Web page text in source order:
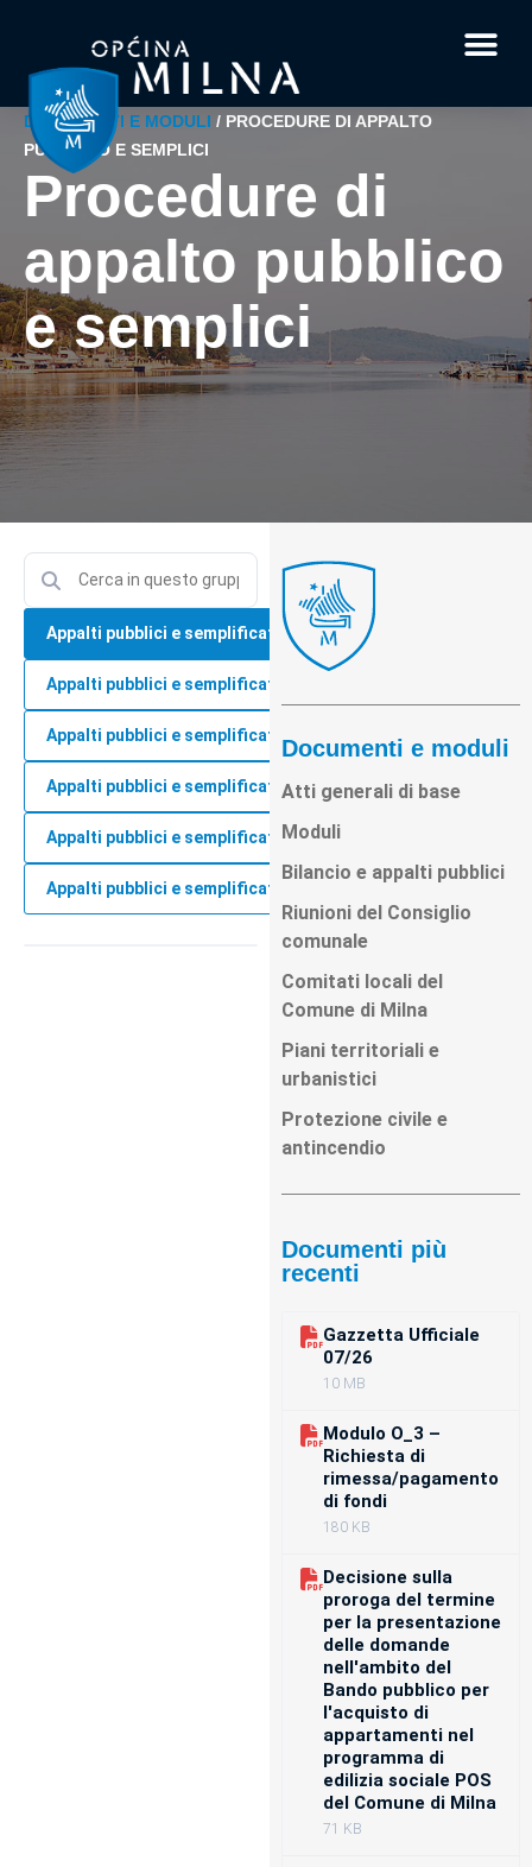
DOCUMENTI E MODULI / PROCEDURE DI APPALTO
PUBBLICO E SEMPLICI
Procedure di
appalto pubblico
e semplici
Appalti pubblici e semplificati per il 2026
Appalti pubblici e semplificati per il 2025
Appalti pubblici e semplificati per il 2024
Appalti pubblici e semplificati per il 2023
Appalti pubblici e semplificati per il 2022
Appalti pubblici e semplificati per il 2021
Documenti e moduli
Atti generali di base
Moduli
Bilancio e appalti pubblici
Riunioni del Consiglio
comunale
Comitati locali del
Comune di Milna
Piani territoriali e
urbanistici
Protezione civile e
antincendio
Documenti più
recenti
Gazzetta Ufficiale
07/26
10 MB
Modulo O_3 –
Richiesta di
rimessa/pagamento
di fondi
180 KB
Decisione sulla
proroga del termine
per la presentazione
delle domande
nell'ambito del
Bando pubblico per
l'acquisto di
appartamenti nel
programma di
edilizia sociale POS
del Comune di Milna
71 KB